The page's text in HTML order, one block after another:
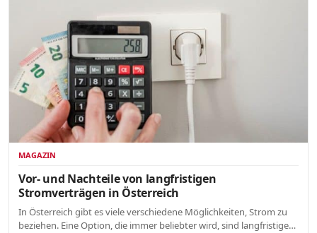
MAGAZIN
Vor- und Nachteile von langfristigen
Stromverträgen in Österreich
In Österreich gibt es viele verschiedene Möglichkeiten, Strom zu
beziehen. Eine Option, die immer beliebter wird, sind langfristige…